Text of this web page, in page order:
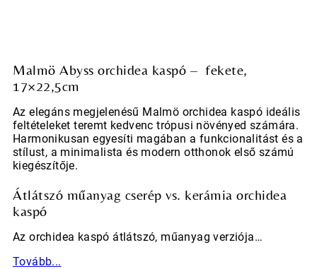
Malmö Abyss orchidea kaspó – fekete,
17×22,5cm
Az elegáns megjelenésű Malmö orchidea kaspó ideális
feltételeket teremt kedvenc trópusi növényed számára.
Harmonikusan egyesíti magában a funkcionalitást és a
stílust, a minimalista és modern otthonok első számú
kiegészítője.
Átlátszó műanyag cserép vs. kerámia orchidea
kaspó
Az orchidea kaspó átlátszó, műanyag verziója…
Tovább...